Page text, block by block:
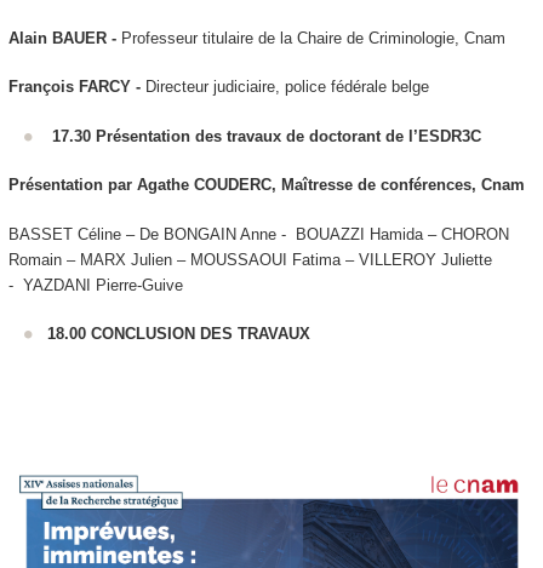
Alain BAUER - Professeur titulaire de la Chaire de Criminologie, Cnam
François FARCY - Directeur judiciaire, police fédérale belge
17.30 Présentation des travaux de doctorant de l’ESDR3C
Présentation par Agathe COUDERC, Maîtresse de conférences, Cnam
BASSET Céline – De BONGAIN Anne - BOUAZZI Hamida – CHORON
Romain – MARX Julien – MOUSSAOUI Fatima – VILLEROY Juliette
- YAZDANI Pierre-Guive
18.00 CONCLUSION DES TRAVAUX